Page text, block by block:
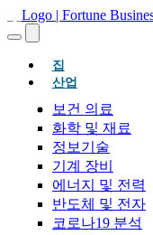
집(현재의)
산업
보건 의료
화학 및 재료
정보기술
기계 장비
에너지 및 전력
반도체 및 전자
코로나19 분석